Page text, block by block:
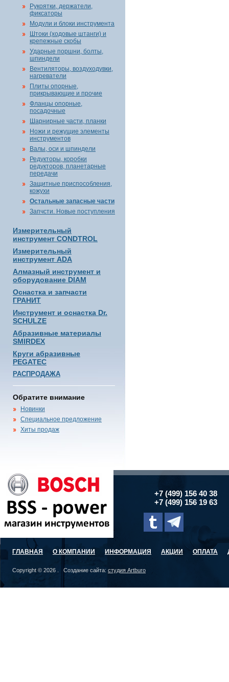
Рукоятки, держатели,
фиксаторы
Модули и блоки инструмента
Штоки (ходовые штанги) и
крепежные скобы
Ударные поршни, болты,
шпиндели
Вентиляторы, воздуходувки,
нагреватели
Плиты опорные,
прикрывающие и прочие
Фланцы опорные,
посадочные
Шарнирные части, планки
Ножи и режущие элементы
инструментов
Валы, оси и шпиндели
Редукторы, коробки
редукторов, планетарные
передачи
Защитные приспособления,
кожухи
Остальные запасные части
Запчсти. Новые поступления
Измерительный
инструмент CONDTROL
Измерительный
инструмент ADA
Алмазный инструмент и
оборудование DIAM
Оснастка и запчасти
ГРАНИТ
Инструмент и оснастка Dr.
SCHULZE
Абразивные материалы
SMIRDEX
Круги абразивные
PEGATEC
РАСПРОДАЖА
Обратите внимание
Новинки
Специальное предложение
Хиты продаж
+7 (499) 156 40 38
+7 (499) 156 19 63
ГЛАВНАЯ О КОМПАНИИ ИНФОРМАЦИЯ АКЦИИ ОПЛАТА
Copyright © 2026 . Создание сайта: студия Artburo